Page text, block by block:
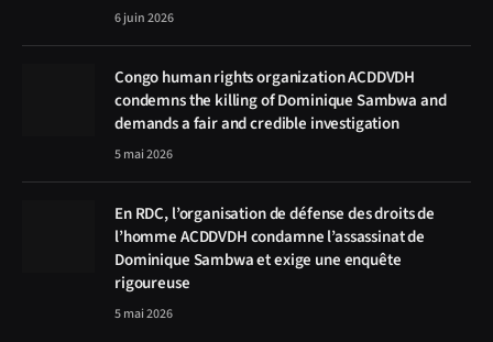
6 juin 2026
Congo human rights organization ACDDVDH
condemns the killing of Dominique Sambwa and
demands a fair and credible investigation
5 mai 2026
En RDC, l’organisation de défense des droits de
l’homme ACDDVDH condamne l’assassinat de
Dominique Sambwa et exige une enquête
rigoureuse
5 mai 2026